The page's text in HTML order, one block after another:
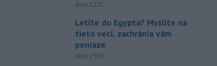
dnes 12:31
Letíte do Egypta? Myslite na
tieto veci, zachránia vám
peniaze
dnes 15:00